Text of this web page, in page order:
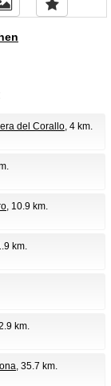
del Corallo , 4 km.
, 10.9 km.
km.
km.
, 35.7 km.